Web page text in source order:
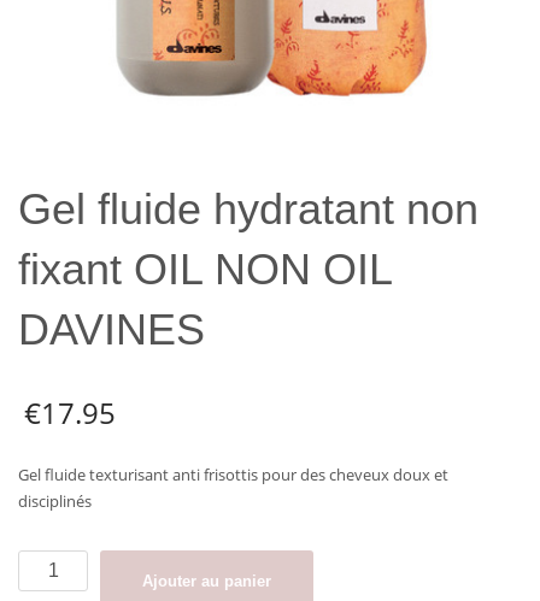
Gel fluide hydratant non
fixant OIL NON OIL
DAVINES
€17.95
Gel fluide texturisant anti frisottis pour des cheveux doux et
disciplinés
quantité
de
Ajouter au panier